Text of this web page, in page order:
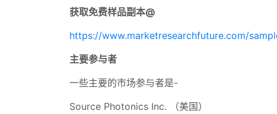
获取免费样品副本@
https://www.marketresearchfuture.com/
主要参与者
一些主要的市场参与者是-
Source Photonics Inc. （美国）